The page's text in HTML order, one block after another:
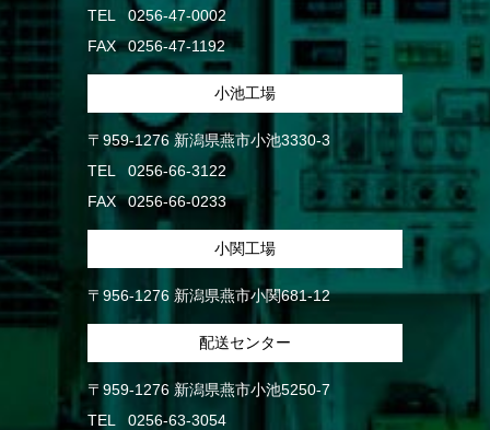
TEL
0256-47-0002
FAX
0256-47-1192
小池工場
〒959-1276 新潟県燕市小池3330-3
TEL
0256-66-3122
FAX
0256-66-0233
小関工場
〒956-1276 新潟県燕市小関681-12
配送センター
〒959-1276 新潟県燕市小池5250-7
TEL
0256-63-3054